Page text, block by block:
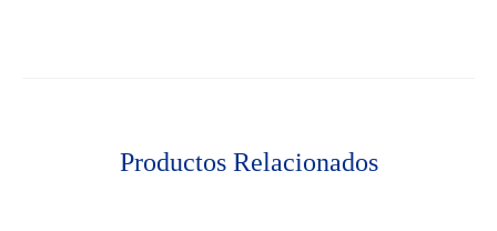
Productos Relacionados